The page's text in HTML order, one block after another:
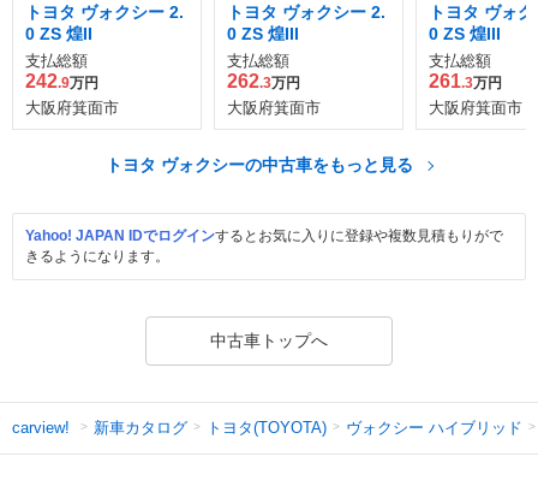
トヨタ ヴォクシー 2.
0 ZS 煌II
支払総額
242.9万円
大阪府箕面市
トヨタ ヴォクシー 2.
0 ZS 煌III
支払総額
262.3万円
大阪府箕面市
トヨタ ヴォ
0 ZS 煌III
支払総額
261.3万円
大阪府箕面市
トヨタ ヴォクシーの中古車をもっと見る
Yahoo! JAPAN IDでログインするとお気に入りに登録や複数見積もりがで
きるようになります。
中古車トップへ
carview! 新車カタログ トヨタ(TOYOTA) ヴォクシー ハイブリッド